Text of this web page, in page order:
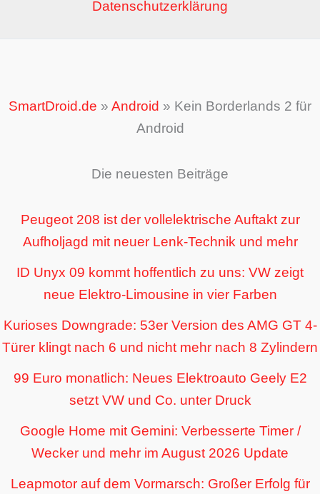
Datenschutzerklärung
SmartDroid.de » Android » Kein Borderlands 2 für
Android
Die neuesten Beiträge
Peugeot 208 ist der vollelektrische Auftakt zur
Aufholjagd mit neuer Lenk-Technik und mehr
ID Unyx 09 kommt hoffentlich zu uns: VW zeigt
neue Elektro-Limousine in vier Farben
Kurioses Downgrade: 53er Version des AMG GT 4-
Türer klingt nach 6 und nicht mehr nach 8 Zylindern
99 Euro monatlich: Neues Elektroauto Geely E2
setzt VW und Co. unter Druck
Google Home mit Gemini: Verbesserte Timer /
Wecker und mehr im August 2026 Update
Leapmotor auf dem Vormarsch: Großer Erfolg für